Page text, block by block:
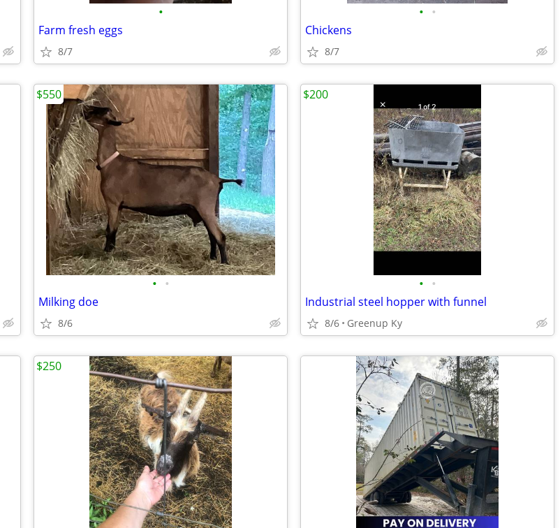
•
Farm fresh eggs
8/7
• •
Chickens
8/7
• •
Milking doe
8/6
$550
• •
Industrial steel hopper with funnel
8/6 Greenup Ky
$200
$250